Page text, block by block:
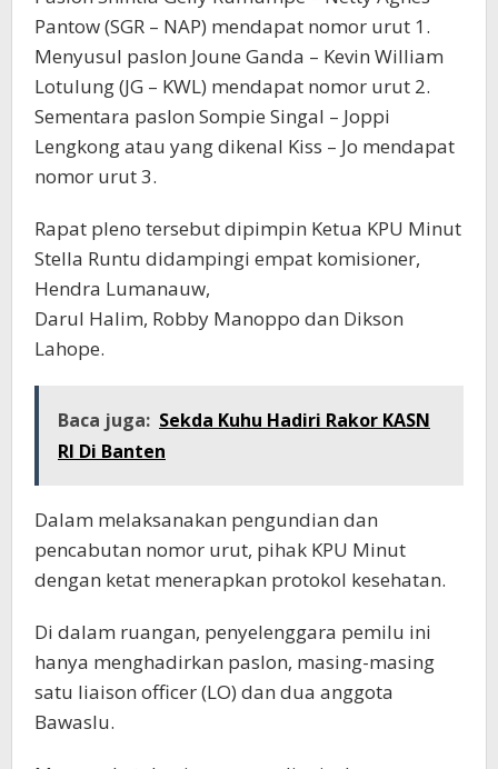
Pantow (SGR – NAP) mendapat nomor urut 1.
Menyusul paslon Joune Ganda – Kevin William
Lotulung (JG – KWL) mendapat nomor urut 2.
Sementara paslon Sompie Singal – Joppi
Lengkong atau yang dikenal Kiss – Jo mendapat
nomor urut 3.
Rapat pleno tersebut dipimpin Ketua KPU Minut
Stella Runtu didampingi empat komisioner,
Hendra Lumanauw,
Darul Halim, Robby Manoppo dan Dikson
Lahope.
Baca juga: Sekda Kuhu Hadiri Rakor KASN
RI Di Banten
Dalam melaksanakan pengundian dan
pencabutan nomor urut, pihak KPU Minut
dengan ketat menerapkan protokol kesehatan.
Di dalam ruangan, penyelenggara pemilu ini
hanya menghadirkan paslon, masing-masing
satu liaison officer (LO) dan dua anggota
Bawaslu.